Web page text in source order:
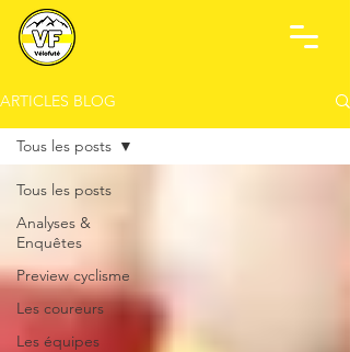
ARTICLES BLOG
Tous les posts
Analyses &
Enquêtes
Preview cyclisme
Les coureurs
Les équipes
Tous les posts